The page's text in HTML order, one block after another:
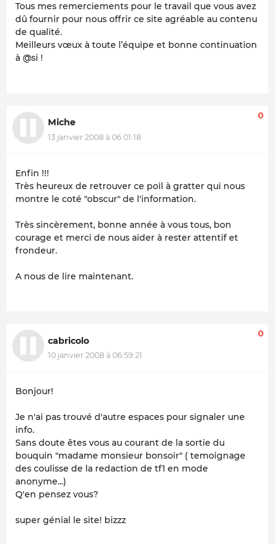
Tous mes remerciements pour le travail que vous avez
dû fournir pour nous offrir ce site agréable au contenu
de qualité.
Meilleurs vœux à toute l’équipe et bonne continuation
à @si !
Miche
13 janvier 2008 à 06:01:18
0
Enfin !!!
Très heureux de retrouver ce poil à gratter qui nous
montre le coté "obscur" de l'information.
Très sincèrement, bonne année à vous tous, bon
courage et merci de nous aider à rester attentif et
frondeur.
A nous de lire maintenant.
cabricolo
10 janvier 2008 à 06:59:21
0
Bonjour!
Je n'ai pas trouvé d'autre espaces pour signaler une
info.
Sans doute êtes vous au courant de la sortie du
bouquin "madame monsieur bonsoir" ( temoignage
des coulisse de la redaction de tf1 en mode
anonyme...)
Q'en pensez vous?
super génial le site! bizzz